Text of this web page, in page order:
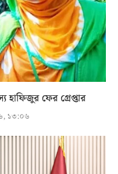
হাফিজুর ফের গ্রেপ্তার
১৩:০৬